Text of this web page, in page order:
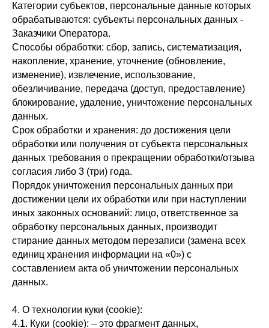
Категории субъектов, персональные данные которых
обрабатываются: субъекты персональных данных -
Заказчики Оператора.
Способы обработки: сбор, запись, систематизация,
накопление, хранение, уточнение (обновление,
изменение), извлечение, использование,
обезличивание, передача (доступ, предоставление)
блокирование, удаление, уничтожение персональных
данных.
Срок обработки и хранения: до достижения цели
обработки или получения от субъекта персональных
данных требования о прекращении обработки/отзыва
согласия либо 3 (три) года.
Порядок уничтожения персональных данных при
достижении цели их обработки или при наступлении
иных законных оснований: лицо, ответственное за
обработку персональных данных, производит
стирание данных методом перезаписи (замена всех
единиц хранения информации на «0») с
составлением акта об уничтожении персональных
данных.
4. О технологии куки (cookie):
4.1. Куки (cookie): – это фрагмент данных,